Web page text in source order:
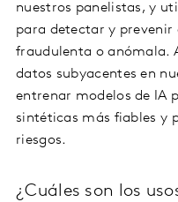
nuestros panelistas, y
para detectar y prevenir
fraudulenta o anómala.
datos subyacentes en
entrenar modelos de IA
sintéticas más fiables y
riesgos.
¿Cuáles son los